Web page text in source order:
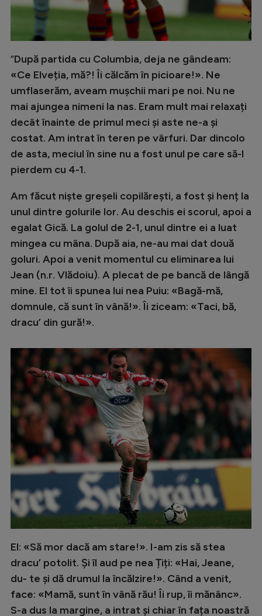
”După partida cu Columbia, deja ne gândeam:
«Ce Elveția, mă?! Îi călcăm în picioare!». Ne
umflaserăm, aveam mușchii mari pe noi. Nu ne
mai ajungea nimeni la nas. Eram mult mai relaxați
decât înainte de primul meci și aste ne-a și
costat. Am intrat în teren pe vârfuri. Dar dincolo
de asta, meciul în sine nu a fost unul pe care să-l
pierdem cu 4-1.
Am făcut niște greșeli copilărești, a fost și henț la
unul dintre golurile lor. Au deschis ei scorul, apoi a
egalat Gică. La golul de 2-1, unul dintre ei a luat
mingea cu mâna. După aia, ne-au mai dat două
goluri. Apoi a venit momentul cu eliminarea lui
Jean (n.r. Vlădoiu). A plecat de pe bancă de lângă
mine. El tot îi spunea lui nea Puiu: «Bagă-mă,
domnule, că sunt în vână!». Îi ziceam: «Taci, bă,
dracu’ din gură!».
El: «Să mor dacă am stare!». I-am zis să stea
dracu’ potolit. Și îl aud pe nea Țiți: «Hai, Jeane,
du- te și dă drumul la încălzire!». Când a venit,
face: «Mamă, sunt în vână rău! Îi rup, îi mănânc».
S-a dus la margine, a intrat și chiar în fața noastră